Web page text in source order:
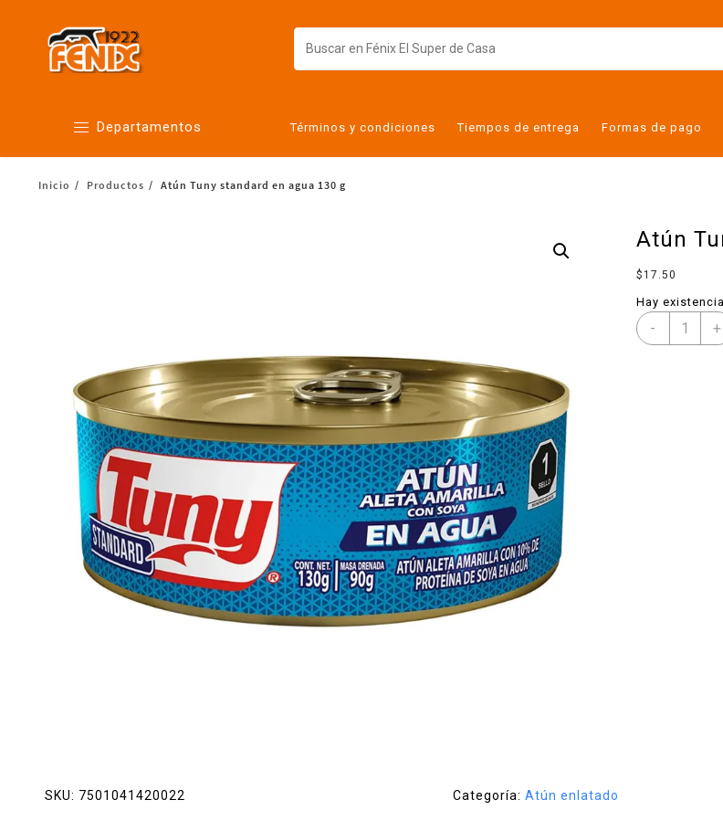
Departamentos
Alimentos
Cuidado personal
Lácteos
Limpieza del hogar
Mascotas
Pan de la casa
Preciasos
Salchichonería
Términos y condiciones Tiempos de entrega Formas de pago
Inicio Productos Atún Tuny standard en agua 130 g
Atún
$ 17.50
Hay
- +
SKU: 7501041420022 Categoría: Atún enlatado